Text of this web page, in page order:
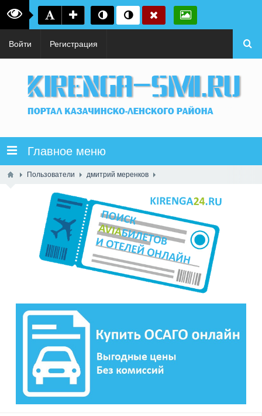
Войти Регистрация
Главное меню
Пользователи дмитрий меренков